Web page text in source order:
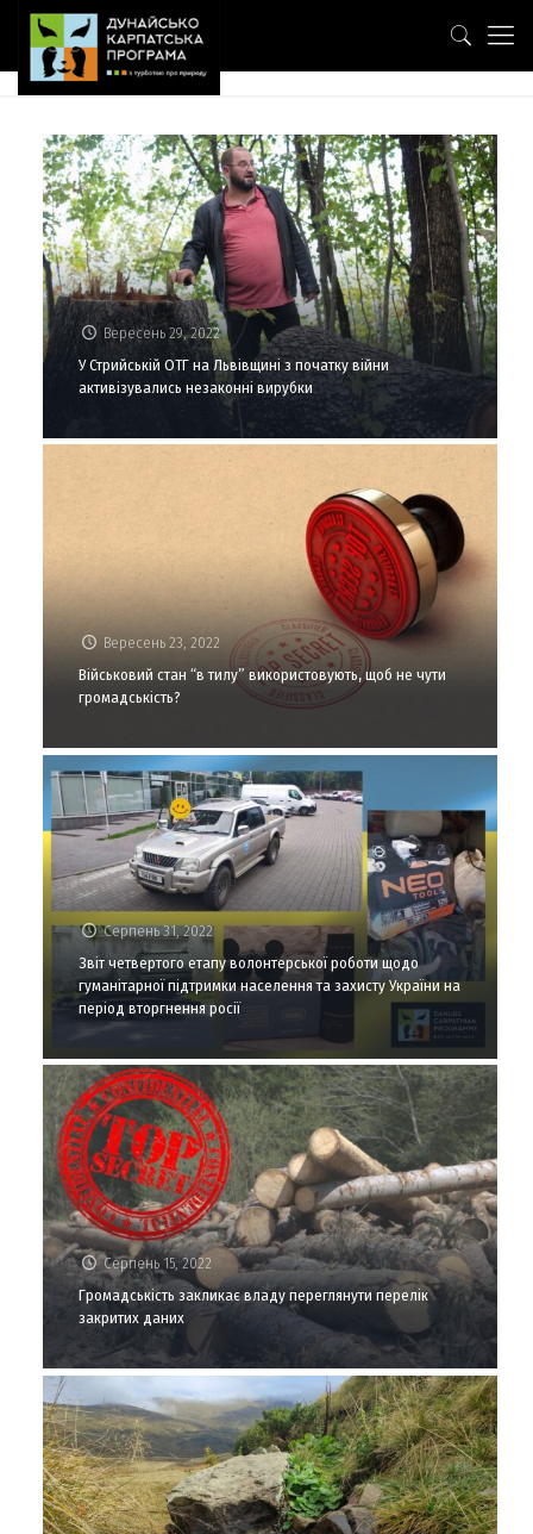
Вересень 29, 2022
У Стрийській ОТГ на Львівщині з початку війни
активізувались незаконні вирубки
Вересень 23, 2022
Військовий стан “в тилу” використовують, щоб не чути
громадськість?
Серпень 31, 2022
Звіт четвертого етапу волонтерської роботи щодо
гуманітарної підтримки населення та захисту України на
період вторгнення росії
Серпень 15, 2022
Громадськість закликає владу переглянути перелік
закритих даних